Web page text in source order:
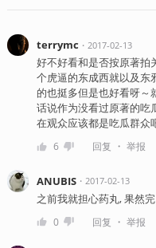
terrymc ・ 2017-02-13
好不好看和是否按原著拍
个虎逼的东成西就以及东
的也挺多但是也好看呀～
话说作为没看过原著的吃
在观众应该都是吃瓜群众
6 回复 ・ 举报
ANUBIS・ 2017-02-13
之前我就担心药丸, 果然
0 回复 ・ 举报